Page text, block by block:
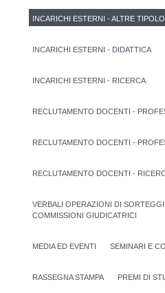
INCARICHI ESTERNI - ALTRE
INCARICHI ESTERNI - DIDATTICA
INCARICHI ESTERNI - RICERCA
RECLUTAMENTO DOCENTI -
RECLUTAMENTO DOCENTI -
RECLUTAMENTO DOCENTI -
VERBALI OPERAZIONI DI
COMMISSIONI GIUDICATRICI
MEDIA ED EVENTI SEMINARI E
RASSEGNA STAMPA PREMI DI